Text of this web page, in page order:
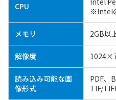
CPU
※Intel
メモリ 2GB以
解像度
読み込み可能な画
像形式
PDF、
TIF/